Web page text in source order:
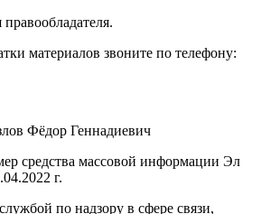
материалов звоните по телефону:
Фёдор Геннадиевич
средства массовой информации Эл
г.
по надзору в сфере связи,